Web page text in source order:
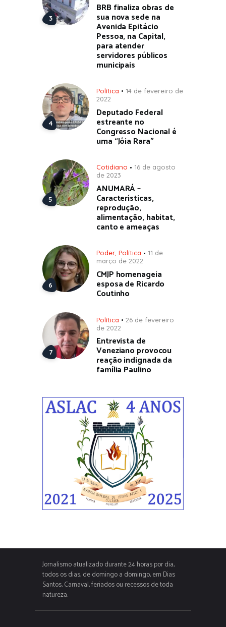
BRB finaliza obras de
sua nova sede na
Avenida Epitácio
Pessoa, na Capital,
para atender
servidores públicos
municipais
Política
14 de fevereiro de
2022
Deputado Federal
estreante no
Congresso Nacional é
uma “Jóia Rara”
Cotidiano
16 de agosto
de 2023
ANUMARÁ –
Características,
reprodução,
alimentação, habitat,
canto e ameaças
Poder, Política
11 de
março de 2022
CMJP homenageia
esposa de Ricardo
Coutinho
Política
26 de fevereiro
de 2022
Entrevista de
Veneziano provocou
reação indignada da
família Paulino
Jornalismo atualizado durante 24 horas por dia,
todos os dias, de domingo a domingo, em Dias
Santos, Carnaval, feriados ou recessos de toda
natureza.